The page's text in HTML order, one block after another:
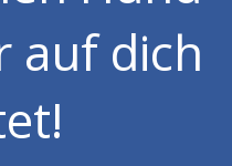
auf dich